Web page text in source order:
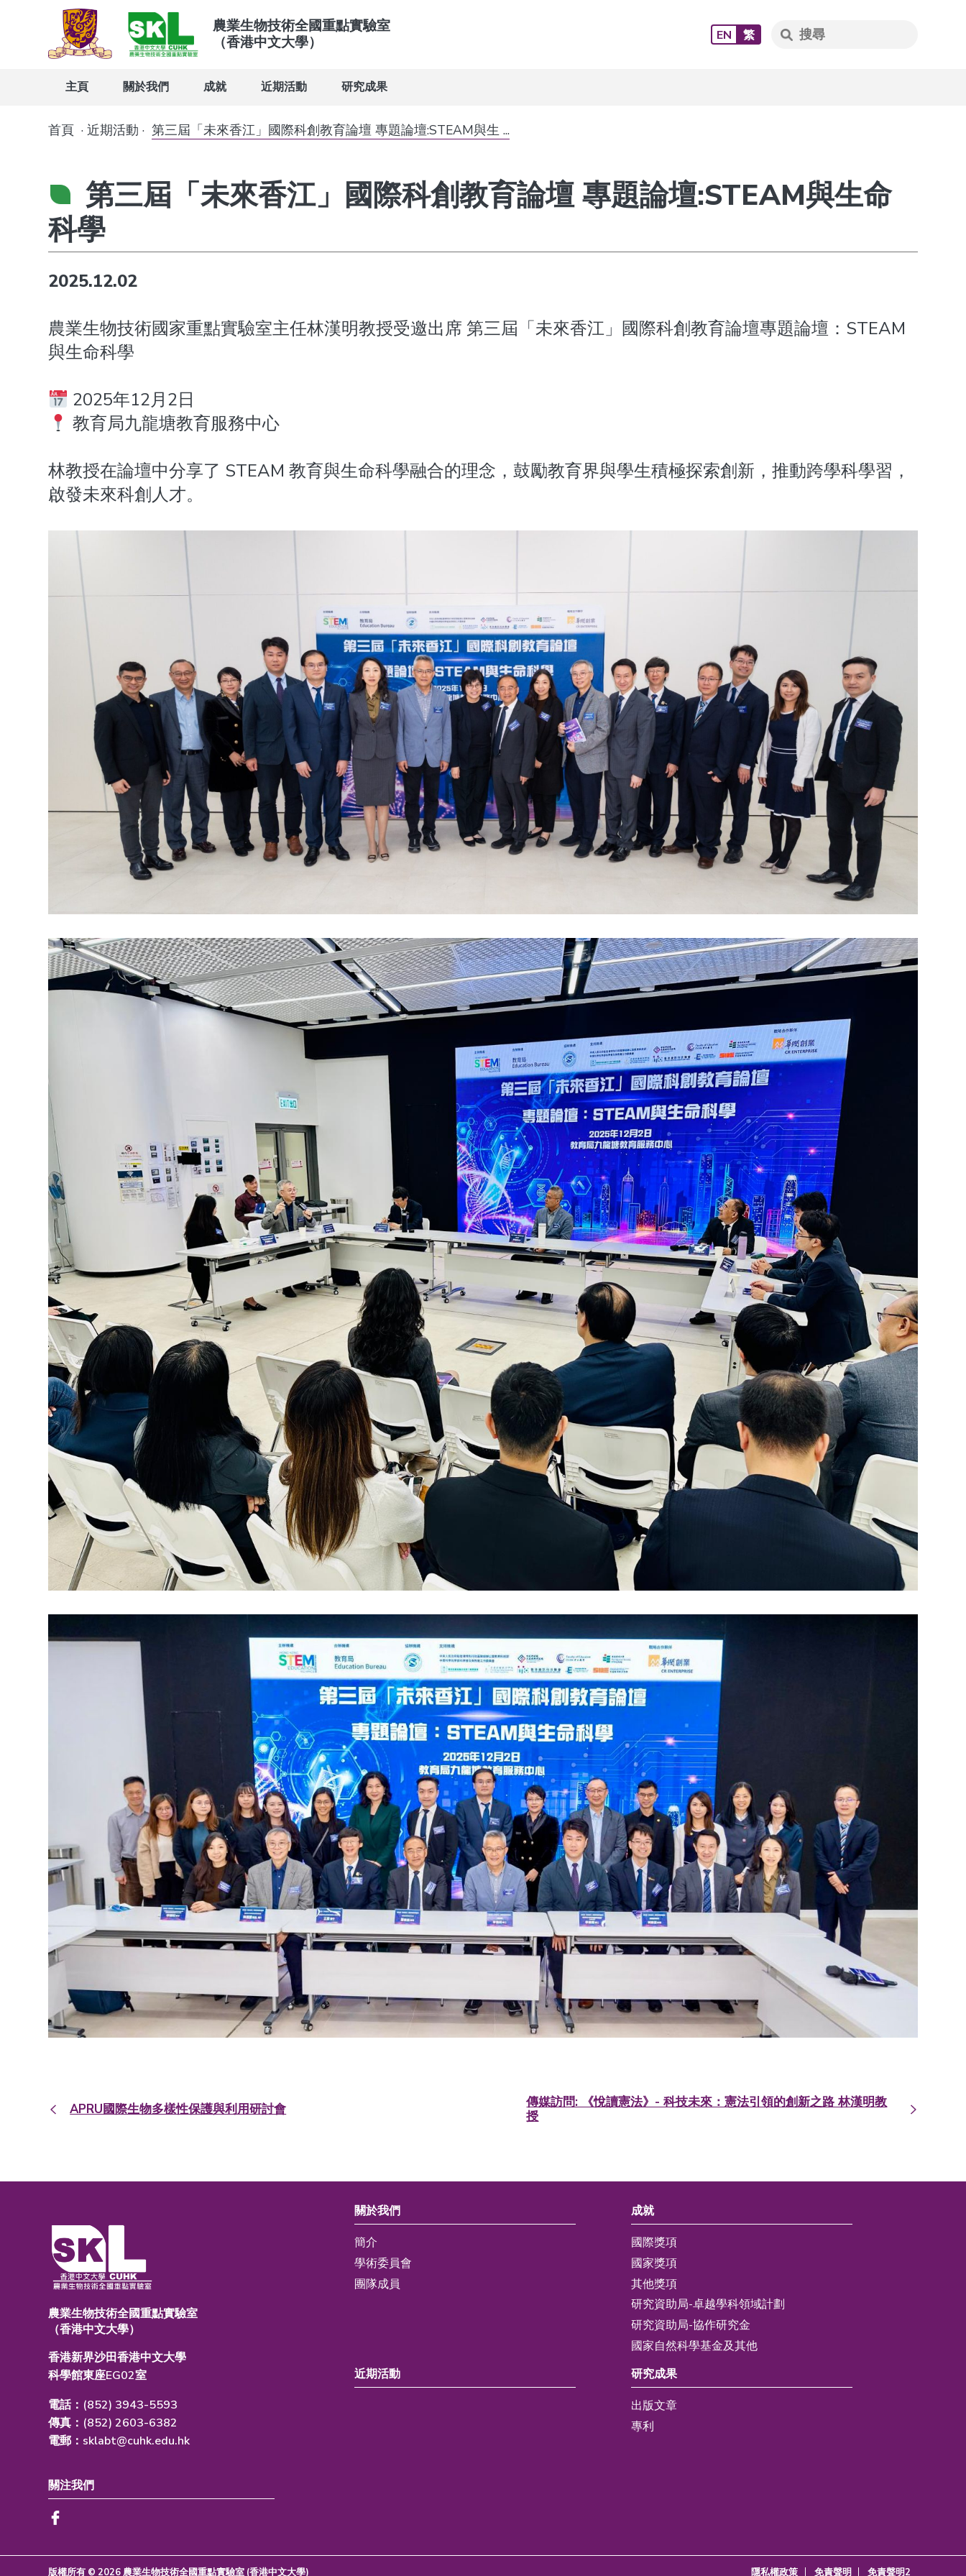
農業生物技術全國重點實驗室
（香港中文大學）
EN 繁
主頁 關於我們 成就 近期活動 研究成果
首頁 ·近期活動 · 第三屆「未來香江」國際科創教育論壇 專題論壇:STEAM與生 ...
第三屆「未來香江」國際科創教育論壇 專題論壇:STEAM與生命
科學
2025.12.02
農業生物技術國家重點實驗室主任林漢明教授受邀出席 第三屆「未來香江」國際科創教育論壇專題論壇：STEAM
與生命科學
2025年12月2日
教育局九龍塘教育服務中心
林教授在論壇中分享了 STEAM 教育與生命科學融合的理念，鼓勵教育界與學生積極探索創新，推動跨學科學習，
啟發未來科創人才。
APRU國際生物多樣性保護與利用研討會
傳媒訪問: 《悅讀憲法》- 科技未來：憲法引領的創新之路 林漢明教
授
農業生物技術全國重點實驗室
（香港中文大學）
香港新界沙田香港中文大學
科學館東座EG02室
電話：(852) 3943-5593
傳真：(852) 2603-6382
電郵： sklabt@cuhk.edu.hk
關於我們
簡介
學術委員會
團隊成員
成就
國際獎項
國家獎項
其他獎項
研究資助局-卓越學科領域計劃
研究資助局-協作研究金
國家自然科學基金及其他
近期活動
研究成果
出版文章
專利
關注我們
版權所有 © 2026 農業生物技術全國重點實驗室 (香港中文大學) 隱私權政策 免責聲明 免責聲明2